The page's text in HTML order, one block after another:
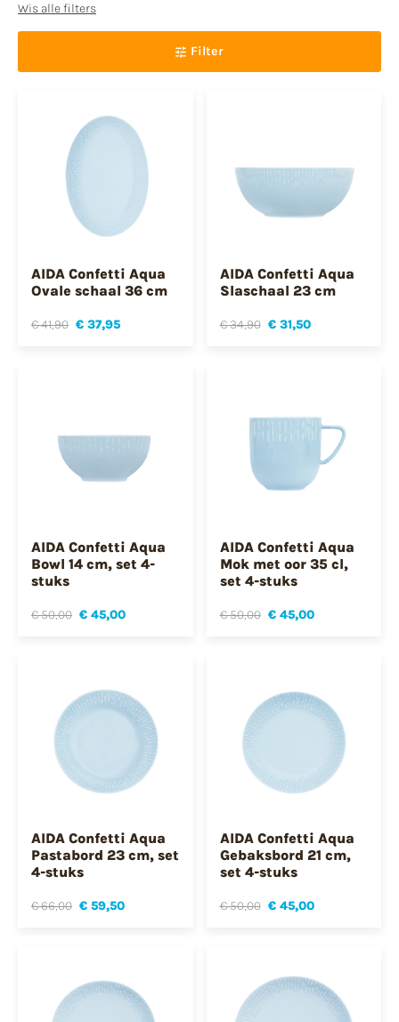
Wis alle filters
Filter
AIDA Confetti Aqua
Ovale schaal 36 cm
€ 41,90 € 37,95
AIDA Confetti Aqua
Slaschaal 23 cm
€ 34,90 € 31,50
AIDA Confetti Aqua
Bowl 14 cm, set 4-
stuks
€ 50,00 € 45,00
AIDA Confetti Aqua
Mok met oor 35 cl,
set 4-stuks
€ 50,00 € 45,00
AIDA Confetti Aqua
Pastabord 23 cm, set
4-stuks
€ 66,00 € 59,50
AIDA Confetti Aqua
Gebaksbord 21 cm,
set 4-stuks
€ 50,00 € 45,00